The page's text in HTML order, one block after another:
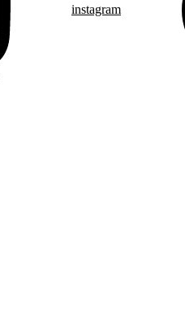
instagram